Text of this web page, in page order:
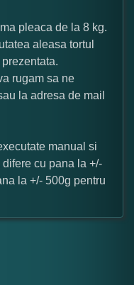
pleaca de la 8 kg.
aleasa tortul
rugam sa ne
la adresa de mail
manual si
cu pana la +/-
la +/- 500g pentru